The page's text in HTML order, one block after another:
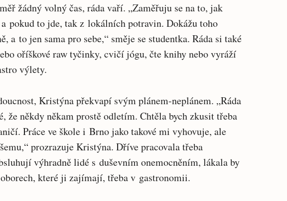
žádný volný čas, ráda vaří. „Zaměřuju se na to, jak
pokud to jde, tak z lokálních potravin. Dokážu toho
a to jen sama pro sebe,“ směje se studentka. Ráda si také
oříškové raw tyčinky, cvičí jógu, čte knihy nebo vyráží
výlety.
Kristýna překvapí svým plánem-neplánem. „Ráda
že někdy někam prostě odletím. Chtěla bych zkusit třeba
Práce ve škole i Brno jako takové mi vyhovuje, ale
prozrazuje Kristýna. Dříve pracovala třeba
výhradně lidé s duševním onemocněním, lákala by
které ji zajímají, třeba v gastronomii.